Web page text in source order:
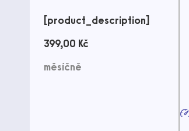
[product_description]
399,00 Kč
měsíčně